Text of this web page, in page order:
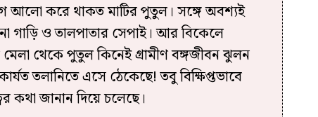
আলো করে থাকত মাটির পুতুল। সঙ্গে অবশ্যই
গাড়ি ও তালপাতার সেপাই। আর বিকেলে
থেকে পুতুল কিনেই গ্রামীণ বঙ্গজীবন ঝুলন
তলানিতে এসে ঠেকেছে! তবু বিক্ষিপ্তভাবে
কথা জানান দিয়ে চলেছে।